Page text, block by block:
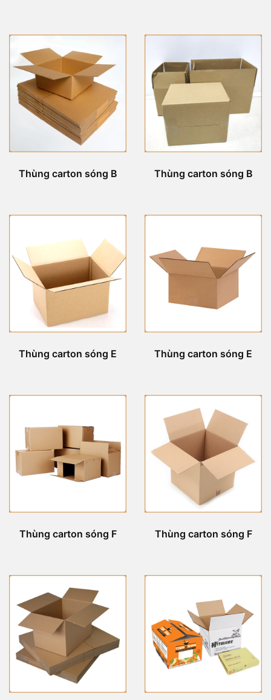
Thùng carton sóng B Thùng carton sóng B
Thùng carton sóng E Thùng carton sóng E
Thùng carton sóng F Thùng carton sóng F